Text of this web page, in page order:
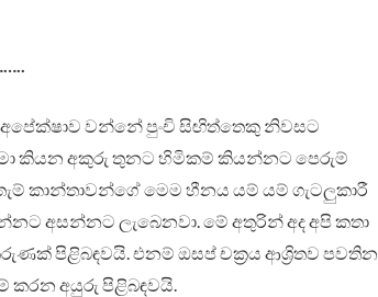
වන්නේ පුංචි සිඟිත්තෙකු නිවසට
කියන අකුරු තුනට හිමිකම් කියන්නට පෙරුම්
කාන්තාවන්ගේ මෙම හීනය යම් යම් ගැටලුකාරී
අසන්නට ලැබෙනවා. මේ අතුරින් අද අපි කතා
පිළිබඳවයි. එනම් ඔසප් චක්‍රය ආශ්‍රිතව පවතින
කරන අයුරු පිළිබඳවයි.